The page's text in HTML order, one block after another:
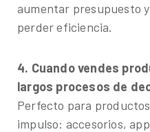
aumentar presupuesto
perder eficiencia.
4. Cuando vendes
largos procesos de
Perfecto para
impulso: accesorios,